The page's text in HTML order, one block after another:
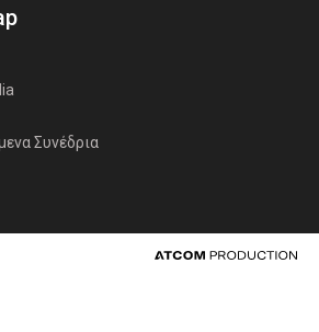
Συνέδρια